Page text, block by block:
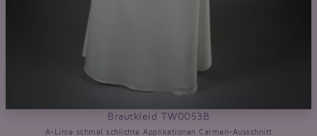
Brautkleid TW0053B
A-Linie schmal schlichte Applikationen Carmen-Ausschnitt